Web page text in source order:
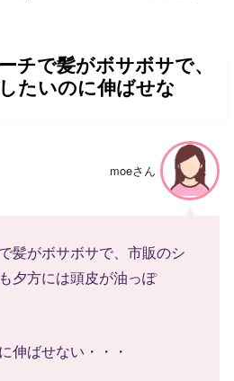
チで髪がボサボサで、
たいのに伸ばせな
moeさん
髪がボサボサで、市販のシ
夕方には頭皮が油っぽ
伸ばせない・・・